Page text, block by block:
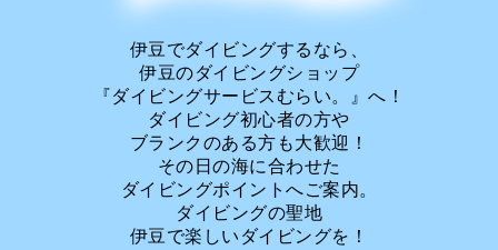
伊豆でダイビングするなら、
伊豆のダイビングショップ
『ダイビングサービスむらい。』へ！
ダイビング初心者の方や
ブランクのある方も大歓迎！
その日の海に合わせた
ダイビングポイントへご案内。
ダイビングの聖地
伊豆で楽しいダイビングを！